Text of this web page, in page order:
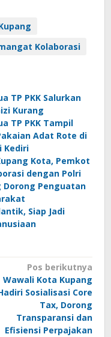
Kolaborasi
TP PKK Salurkan
Kurang
TP PKK Tampil
Adat Rote di
Kediri
Kota, Pemkot
dengan Polri
Dorong Penguatan
Siap Jadi
Pos berikutnya
Wawali Kota Kupang
Sosialisasi Core
Tax, Dorong
Transparansi dan
Efisiensi Perpajakan